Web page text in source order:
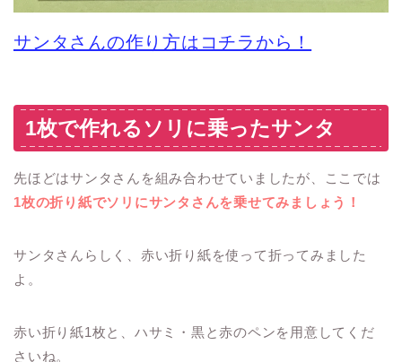
サンタさんの作り方はコチラから！
1枚で作れるソリに乗ったサンタ
先ほどはサンタさんを組み合わせていましたが、ここでは
1枚の折り紙でソリにサンタさんを乗せてみましょう！
サンタさんらしく、赤い折り紙を使って折ってみました
よ。
赤い折り紙1枚と、ハサミ・黒と赤のペンを用意してくだ
さいね。